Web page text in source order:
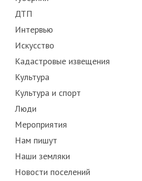
ДТП
Интервью
Искусство
Кадастровые извещения
Культура
Культура и спорт
Люди
Мероприятия
Нам пишут
Наши земляки
Новости поселений